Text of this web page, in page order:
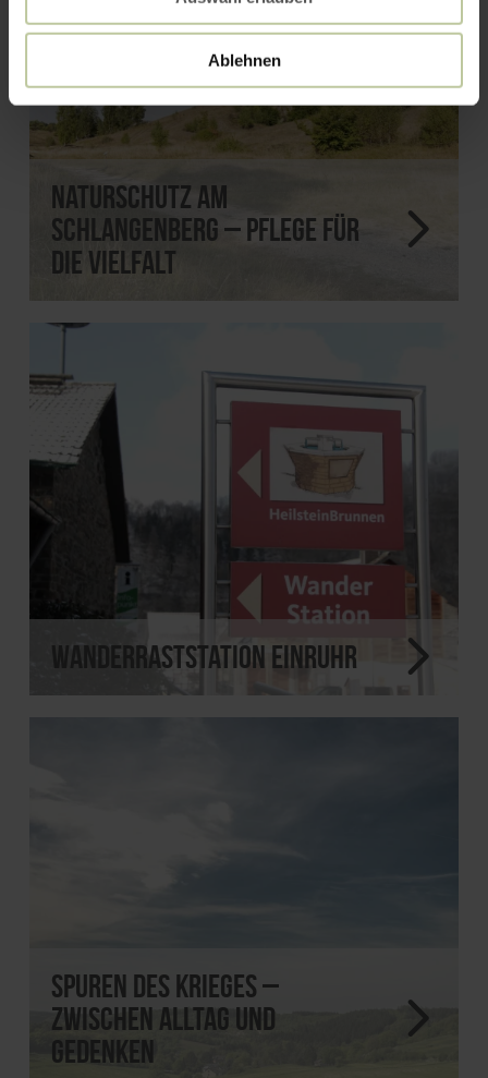
Ablehnen
Naturschutz am
Schlangenberg – Pflege für
die Vielfalt
Wanderraststation Einruhr
Spuren des Krieges –
zwischen Alltag und
Gedenken